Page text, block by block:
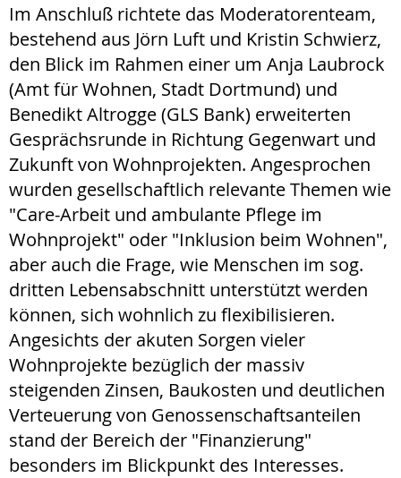
Im Anschluß richtete das Moderatorenteam,
bestehend aus Jörn Luft und Kristin Schwierz,
den Blick im Rahmen einer um Anja Laubrock
(Amt für Wohnen, Stadt Dortmund) und
Benedikt Altrogge (GLS Bank) erweiterten
Gesprächsrunde in Richtung Gegenwart und
Zukunft von Wohnprojekten. Angesprochen
wurden gesellschaftlich relevante Themen wie
"Care-Arbeit und ambulante Pflege im
Wohnprojekt" oder "Inklusion beim Wohnen",
aber auch die Frage, wie Menschen im sog.
dritten Lebensabschnitt unterstützt werden
können, sich wohnlich zu flexibilisieren.
Angesichts der akuten Sorgen vieler
Wohnprojekte bezüglich der massiv
steigenden Zinsen, Baukosten und deutlichen
Verteuerung von Genossenschaftsanteilen
stand der Bereich der "Finanzierung"
besonders im Blickpunkt des Interesses.